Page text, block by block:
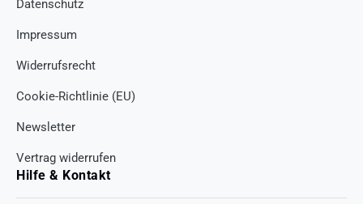
Datenschutz
Impressum
Widerrufsrecht
Cookie-Richtlinie (EU)
Newsletter
Vertrag widerrufen
Hilfe & Kontakt